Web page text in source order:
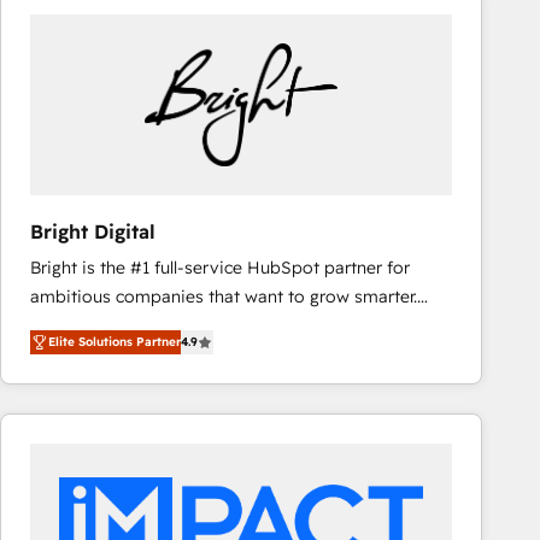
Bright Digital
Bright is the #1 full-service HubSpot partner for
ambitious companies that want to grow smarter.
From HubSpot onboarding, to training, from
developing a new website to lead generation and
digital marketing; we do it all (and with great
results)! In short, our services include: - HubSpot
integrations - Marketing & sales solutions: digital
marketing, advertising, campaigns, content and
Elite Solutions Partner4.9